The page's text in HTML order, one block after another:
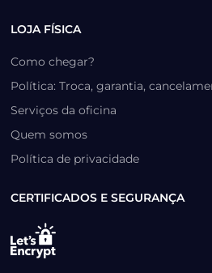
LOJA FÍSICA
Como chegar?
Política: Troca, garantia,
Serviços da oficina
Quem somos
Política de privacidade
CERTIFICADOS E SEGURANÇA